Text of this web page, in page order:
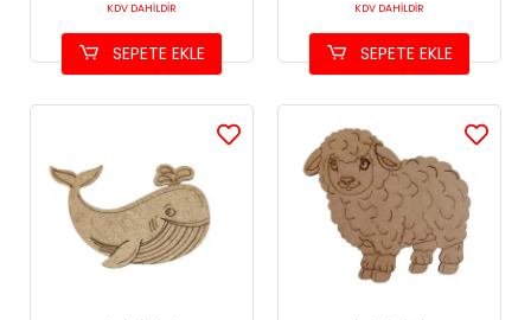
KDV DAHİLDİR
SEPETE EKLE
KDV DAHİLDİR
SEPETE EKLE